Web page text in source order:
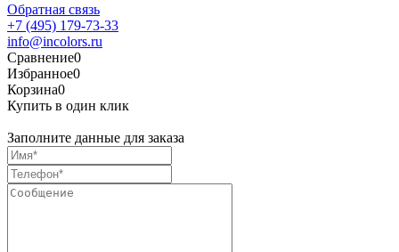
Обратная связь
+7 (495) 179-73-33
info@incolors.ru
Сравнение0
Избранное0
Корзина0
Купить в один клик
Заполните данные для заказа